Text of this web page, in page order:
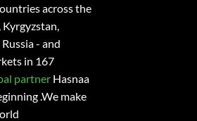
across the
- and
in 167
partner Hasnaa
.We make